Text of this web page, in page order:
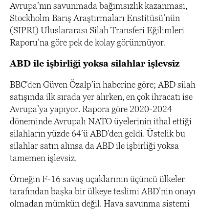
Avrupa’nın savunmada bağımsızlık kazanması,
Stockholm Barış Araştırmaları Enstitüsü’nün
(SIPRI) Uluslararası Silah Transferi Eğilimleri
Raporu’na göre pek de kolay görünmüyor.
ABD ile işbirliği yoksa silahlar işlevsiz
BBC’den Güven Özalp’in haberine göre; ABD silah
satışında ilk sırada yer alırken, en çok ihracatı ise
Avrupa’ya yapıyor. Rapora göre 2020-2024
döneminde Avrupalı NATO üyelerinin ithal ettiği
silahların yüzde 64’ü ABD’den geldi. Üstelik bu
silahlar satın alınsa da ABD ile işbirliği yoksa
tamemen işlevsiz.
Örneğin F-16 savaş uçaklarının üçüncü ülkeler
tarafından başka bir ülkeye teslimi ABD’nin onayı
olmadan mümkün değil. Hava savunma sistemi